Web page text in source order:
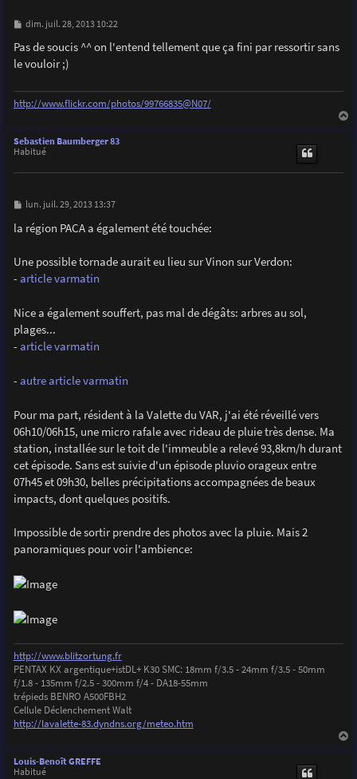
M
s
s
a
dim. juil. 28, 2013 10:22
Pas de soucis ^^ on l'entend tellement que ça fini par ressortir sans
le vouloir ;)
http://www.flickr.com/photos/99766835@N07/
Sebastien Baumberger 83
Habitué
M
s
s
e
lun. juil. 29, 2013 13:37
la région PACA a également été touchée:
Une possible tornade aurait eu lieu sur Vinon sur Verdon:
- article varmatin
Nice a également souffert, pas mal de dégâts: arbres au sol,
plages...
- article varmatin
- autre article varmatin
Pour ma part, résident à la Valette du VAR, j'ai été réveillé vers
06h10/06h15, une micro rafale avec rideau de pluie très dense. Ma
station, installée sur le toit de l'immeuble a relevé 93,8km/h durant
cet épisode. Sans est suivie d'un épisode pluvio orageux entre
07h45 et 09h30, belles précipitations accompagnées de beaux
impacts, dont quelques positifs.
Impossible de sortir prendre des photos avec la pluie. Mais 2
panoramiques pour voir l'ambience:
http://www.blitzortung.fr
PENTAX KX argentique+istDL+ K30 SMC: 18mm f/3.5 - 24mm f/3.5 - 50mm
f/1.8 - 135mm f/2.5 - 300mm f/4 - DA18-55mm
trépieds BENRO A500FBH2
Cellule Déclenchement Walt
http://lavalette-83.dyndns.org/meteo.htm
Louis-Benoît GREFFE
Habitué